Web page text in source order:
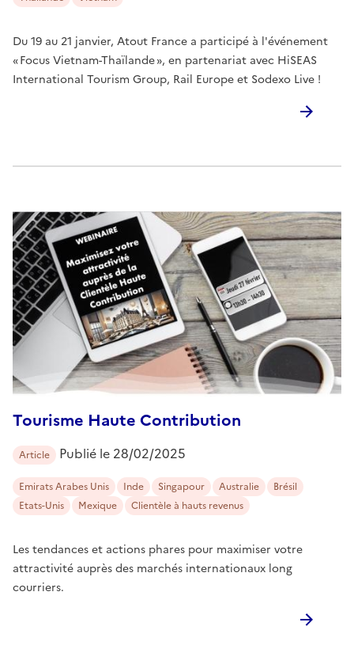
Du 19 au 21 janvier, Atout France a participé à l'événement
« Focus Vietnam-Thaïlande », en partenariat avec HiSEAS
International Tourism Group, Rail Europe et Sodexo Live !
Tourisme Haute Contribution
Les tendances et actions phares pour maximiser votre
attractivité auprès des marchés internationaux long
courriers.
Article Publié le 28/02/2025
Emirats Arabes Unis Inde Singapour Australie
Brésil
Etats-Unis
Mexique Clientèle à hauts revenus